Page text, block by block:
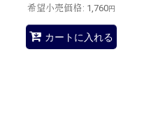
希望小売価格: 1,760円
カートに入れる